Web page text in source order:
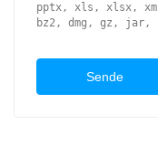
pptx, xls, xlsx,
bz2, dmg, gz,
Sende